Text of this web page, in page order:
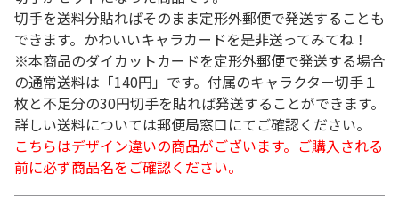
切手を送料分貼ればそのまま定形外郵便で発送することも
できます。かわいいキャラカードを是非送ってみてね！
※本商品のダイカットカードを定形外郵便で発送する場合
の通常送料は「140円」です。付属のキャラクター切手１
枚と不足分の30円切手を貼れば発送することができます。
詳しい送料については郵便局窓口にてご確認ください。
こちらはデザイン違いの商品がございます。ご購入される
前に必ず商品名をご確認ください。